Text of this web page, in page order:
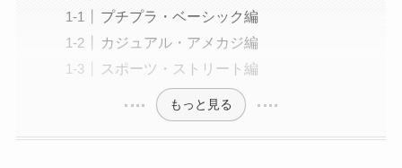
プチプラ・ベーシック編
カジュアル・アメカジ編
スポーツ・ストリート編
もっと見る